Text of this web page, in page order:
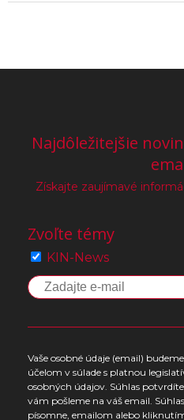
Najdôležitejšie
Získajte zaujímavé
Zvoľte témy
KIN-News
Vaše osobné údaje (email)
účelom v súlade s platnou
osobných údajov. Súhlas
vám pošleme na váš email.
písomne, emailom alebo